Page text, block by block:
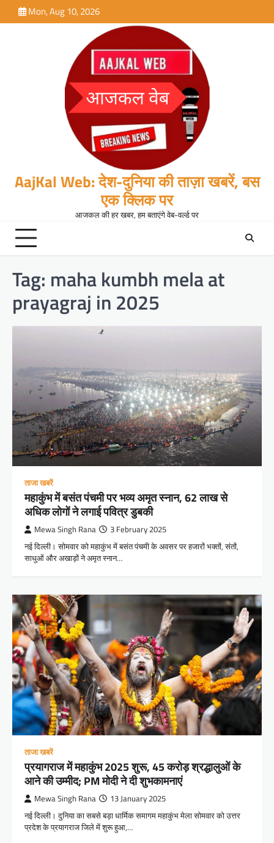
to
Mon, Aug 10, 2026
AajKal Web: देश-दुनिया की ताज़ा खबरें, बस
एक क्लिक पर
आजकल की हर खबर, हम बताएंगे वेब-वर्ल्ड पर
Tag: maha kumbh mela at
prayagraj in 2025
ताजा खबरें
महाकुंभ में बसंत पंचमी पर भव्य अमृत स्नान, 62 लाख से
अधिक लोगों ने लगाई पवित्र डुबकी
Mewa Singh Rana 3 February 2025
नई दिल्ली। सोमवार को महाकुंभ में बसंत पंचमी के अवसर पर हजारों भक्तों, संतों,
साधुओं और अखाड़ों ने अमृत स्नान…
ताजा खबरें
प्रयागराज में महाकुंभ 2025 शुरू, 45 करोड़ श्रद्धालुओं के
आने की उम्मीद; PM मोदी ने दी शुभकामनाएं
Mewa Singh Rana 13 January 2025
नई दिल्ली। दुनिया का सबसे बड़ा धार्मिक समागम महाकुंभ मेला सोमवार को उत्तर
प्रदेश के प्रयागराज जिले में शुरू हुआ,…